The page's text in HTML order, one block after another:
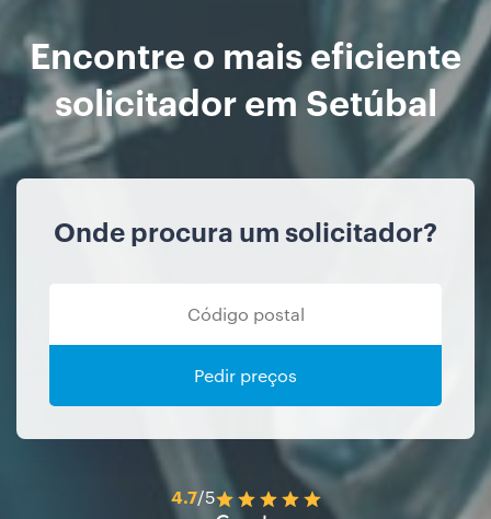
Encontre o mais eficiente
solicitador em Setúbal
Onde procura um solicitador?
Pedir preços
4.7/5